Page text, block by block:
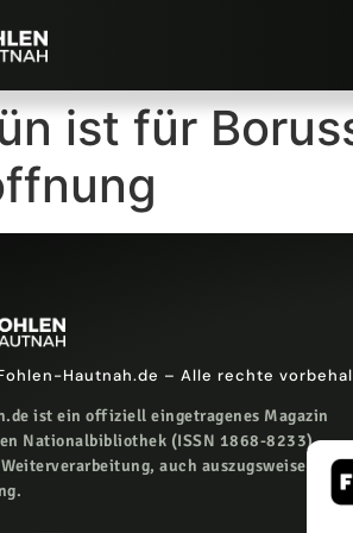
ist für
Hautnah.de – Alle rechte
ist ein offiziell eingetragenes Magazin
Nationalbibliothek (ISSN 1868-8233).
auch auszugsweise, nur